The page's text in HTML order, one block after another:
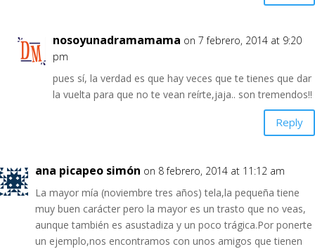
nosoyunadramamama on 7 febrero, 2014 at 9:20
pm
pues sí, la verdad es que hay veces que te tienes que dar
la vuelta para que no te vean reírte,jaja.. son tremendos!!
Reply
ana picapeo simón on 8 febrero, 2014 at 11:12 am
La mayor mía (noviembre tres años) tela,la pequeña tiene
muy buen carácter pero la mayor es un trasto que no veas,
aunque también es asustadiza y un poco trágica.Por ponerte
un ejemplo,nos encontramos con unos amigos que tienen